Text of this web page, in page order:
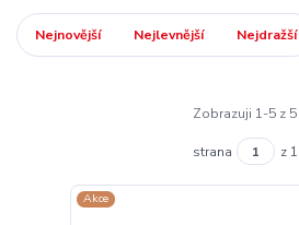
Nejnovější Nejlevnější Nejdražší
Zobrazuji 1-5 z 5
strana z 1
Akce